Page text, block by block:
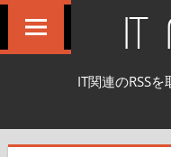
へ
IT
IT関連のRSS